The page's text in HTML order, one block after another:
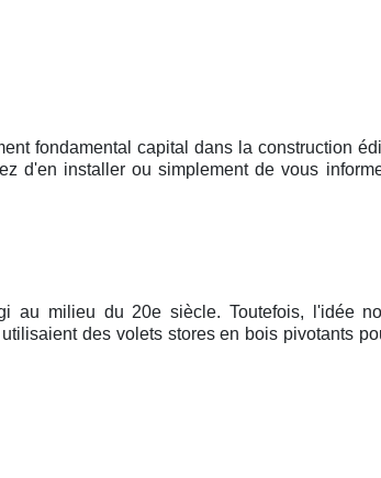
fondamental capital dans la construction
d'en installer ou simplement de vous
au milieu du 20e siècle. Toutefois, l'idée
des volets stores en bois pivotants